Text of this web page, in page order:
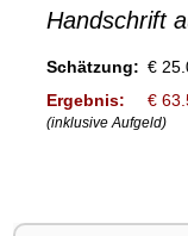
Handschrift
Schätzung: €
Ergebnis:
€
(inklusive Aufgeld)